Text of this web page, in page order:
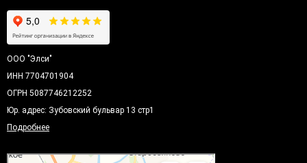
ООО "Элси"
ИНН 7704701904
ОГРН 5087746212252
Юр. адрес: Зубовский бульвар 13 стр1
Подробнее